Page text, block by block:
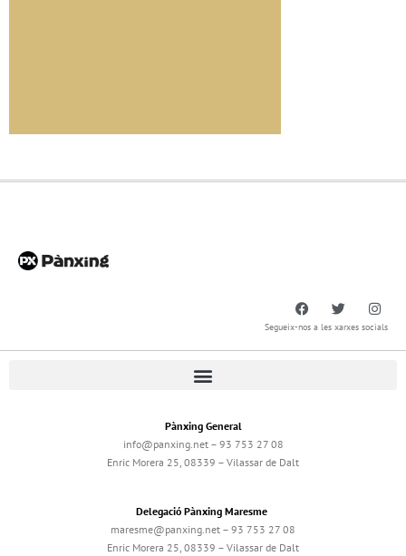
Segueix-nos a les xarxes socials
Pànxing General
info@panxing.net – 93 753 27 08
Enric Morera 25, 08339 – Vilassar de Dalt
Delegació Pànxing Maresme
maresme@panxing.net – 93 753 27 08
Enric Morera 25, 08339 – Vilassar de Dalt